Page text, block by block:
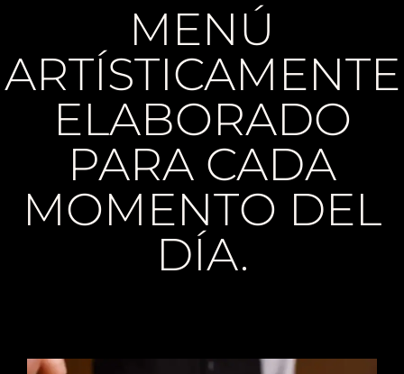
MENÚ
ARTÍSTICAMENTE
ELABORADO
PARA CADA
MOMENTO DEL
DÍA.